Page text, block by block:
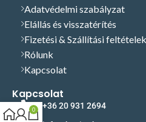
Adatvédelmi szabályzat
Elállás és visszatérítés
Fizetési & Szállítási feltételek
Rólunk
Kapcsolat
Kapcsolat
+36 20 931 2694
0